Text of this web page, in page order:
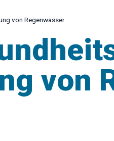
von Regenwasser
von